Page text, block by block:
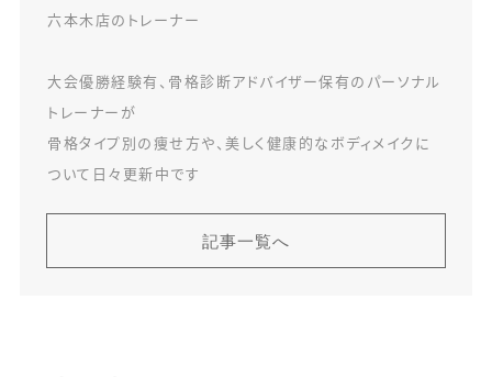
六本木店のトレーナー
大会優勝経験有、骨格診断アドバイザー保有のパーソナル
トレーナーが
骨格タイプ別の痩せ方や、美しく健康的なボディメイクに
ついて日々更新中です
記事一覧へ